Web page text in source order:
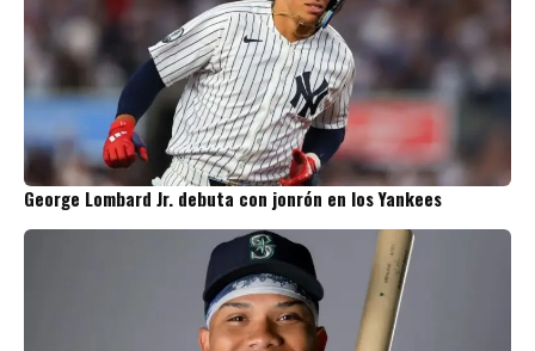
George Lombard Jr. debuta con jonrón en los Yankees